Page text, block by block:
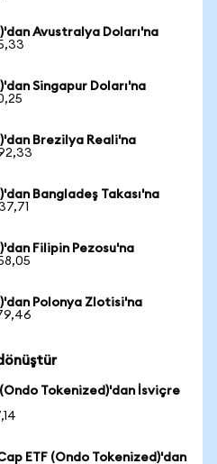
Avustralya Doları'na
Singapur Doları'na
Brezilya Reali'na
Bangladeş Takası'na
Filipin Pezosu'na
Polonya Zlotisi'na
Tokenized)'dan İsviçre
ETF (Ondo Tokenized)'dan